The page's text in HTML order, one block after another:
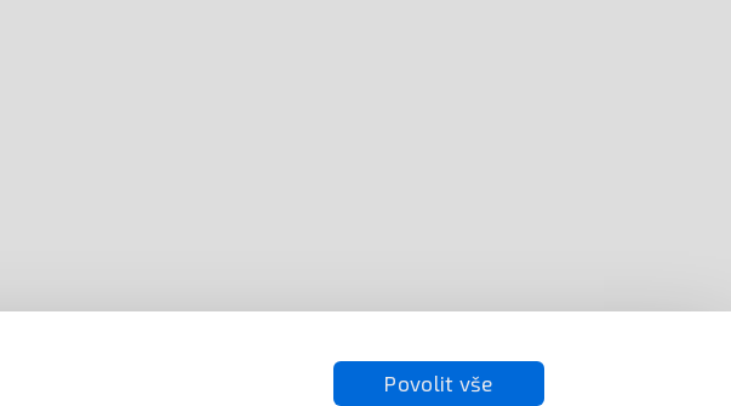
Povolit vše